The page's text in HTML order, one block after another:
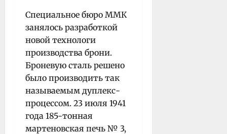
Специальное бюро ММК
занялось разработкой
новой технологи
производства брони.
Броневую сталь решено
было производить так
называемым дуплекс-
процессом. 23 июля 1941
года 185-тонная
мартеновская печь № 3,